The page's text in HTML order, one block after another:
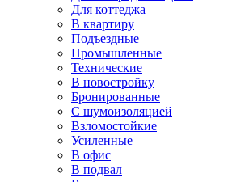
Для коттеджа
В квартиру
Подъездные
Промышленные
Технические
В новостройку
Бронированные
С шумоизоляцией
Взломостойкие
Усиленные
В офис
В подвал